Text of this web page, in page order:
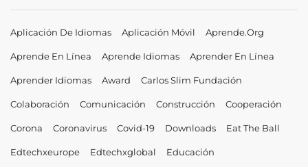
Aplicación De Idiomas Aplicación Móvil Aprende.org
Aprende En Línea Aprende Idiomas Aprender En Línea
Aprender Idiomas Award Carlos Slim Fundación
Colaboración Comunicación Construcción Cooperación
Corona Coronavirus Covid-19 Downloads Eat The Ball
Edtechxeurope Edtechxglobal Educación